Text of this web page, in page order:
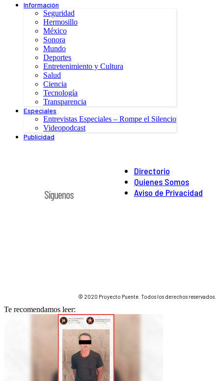
Información
Seguridad
Hermosillo
México
Sonora
Mundo
Deportes
Entretenimiento y Cultura
Salud
Ciencia
Tecnología
Transparencia
Especiales
Entrevistas Especiales – Rompe el Silencio
Videopodcast
Publicidad
Directorio
Quienes Somos
Aviso de Privacidad
Síguenos
© 2020 Proyecto Puente. Todos los derechos reservados.
Te recomendamos leer: